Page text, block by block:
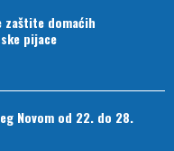
zaštite domaćih
pijace
Novom od 22. do 28.